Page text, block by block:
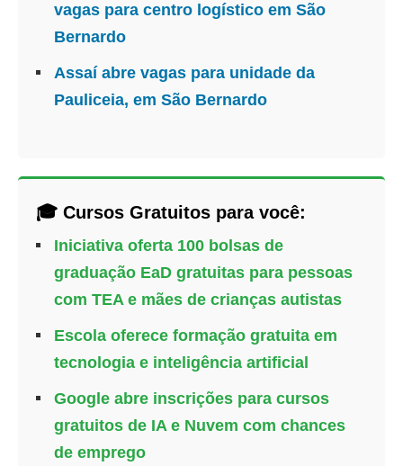
vagas para centro logístico em São
Bernardo
Assaí abre vagas para unidade da
Pauliceia, em São Bernardo
🎓 Cursos Gratuitos para você:
Iniciativa oferta 100 bolsas de
graduação EaD gratuitas para pessoas
com TEA e mães de crianças autistas
Escola oferece formação gratuita em
tecnologia e inteligência artificial
Google abre inscrições para cursos
gratuitos de IA e Nuvem com chances
de emprego